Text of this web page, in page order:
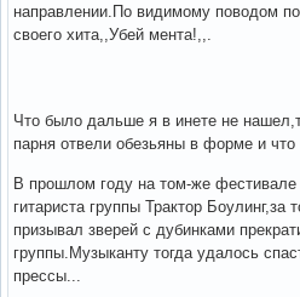
направлении.По видимому поводом
своего хита,,Убей мента!,,.
Что было дальше я в инете не
парня отвели обезьяны в форме и
В прошлом году на том-же
гитариста группы Трактор Боулинг,за
призывал зверей с дубинками
группы.Музыканту тогда удалось
прессы...